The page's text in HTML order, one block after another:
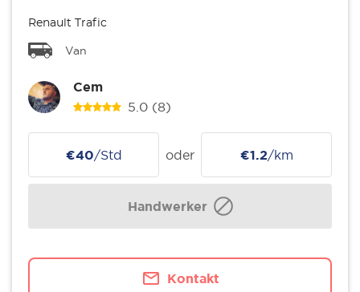
Renault Trafic
Van
Cem
5.0 (8)
€40/Std oder €1.2/km
Handwerker
Kontakt